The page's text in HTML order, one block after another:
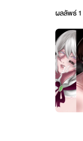
ผลลัพธ์1